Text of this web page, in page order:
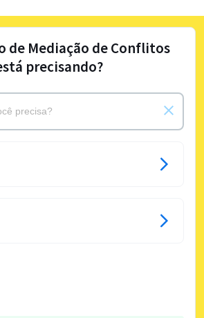
de Mediação de Conflitos
precisando?